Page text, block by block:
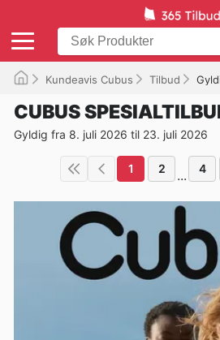
Kundeavis Cubus Tilbud
CUBUS
Gyldig fra 8. juli 2026 til 23. juli 2026
1 2 ... 4